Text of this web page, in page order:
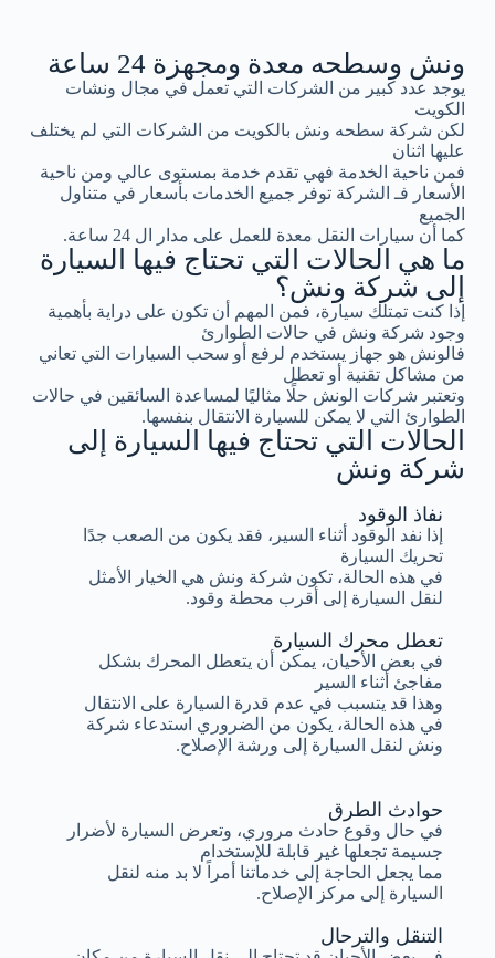
ونش وسطحه معدة ومجهزة 24 ساعة
يوجد عدد كبير من الشركات التي تعمل في مجال ونشات
الكويت
لكن شركة سطحه ونش بالكويت من الشركات التي لم يختلف
عليها اثنان
فمن ناحية الخدمة فهي تقدم خدمة بمستوى عالي ومن ناحية
الأسعار فـ الشركة توفر جميع الخدمات بأسعار في متناول
الجميع
كما أن سيارات النقل معدة للعمل على مدار ال 24 ساعة.
ما هي الحالات التي تحتاج فيها السيارة
إلى شركة ونش؟
إذا كنت تمتلك سيارة، فمن المهم أن تكون على دراية بأهمية
وجود شركة ونش في حالات الطوارئ
فالونش هو جهاز يستخدم لرفع أو سحب السيارات التي تعاني
من مشاكل تقنية أو تعطل
وتعتبر شركات الونش حلًا مثاليًا لمساعدة السائقين في حالات
الطوارئ التي لا يمكن للسيارة الانتقال بنفسها.
الحالات التي تحتاج فيها السيارة إلى
شركة ونش
تعطل محرك السيارة
في بعض الأحيان، يمكن أن يتعطل المحرك بشكل
مفاجئ أثناء السير
وهذا قد يتسبب في عدم قدرة السيارة على الانتقال
في هذه الحالة، يكون من الضروري استدعاء شركة
ونش لنقل السيارة إلى ورشة الإصلاح.
نفاذ الوقود
إذا نفد الوقود أثناء السير، فقد يكون من الصعب جدًا
تحريك السيارة
في هذه الحالة، تكون شركة ونش هي الخيار الأمثل
لنقل السيارة إلى أقرب محطة وقود.
التنقل والترحال
حوادث الطرق
في حال وقوع حادث مروري، وتعرض السيارة لأضرار
جسيمة تجعلها غير قابلة للإستخدام
مما يجعل الحاجة إلى خدماتنا أمراً لا بد منه لنقل
السيارة إلى مركز الإصلاح.